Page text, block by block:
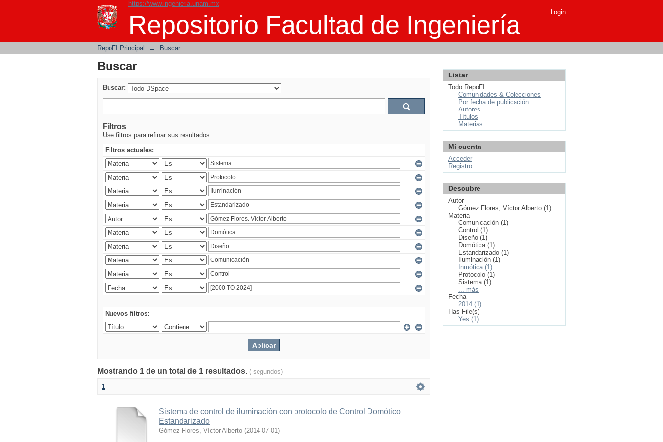
https://www.ingenieria.unam.mx
Repositorio Facultad de Ingeniería
Buscar Login
RepoFI Principal → Buscar
Buscar
Buscar:
Filtros
Use filtros para refinar sus resultados.
Filtros actuales:
Nuevos filtros:
Mostrando 1 de un total de 1 resultados. ( segundos)
1
Sistema de control de iluminación con protocolo de Control Domótico
Estandarizado
Gómez Flores, Víctor Alberto (2014-07-01)
Listar
Todo RepoFI
Comunidades & Colecciones
Por fecha de publicación
Autores
Títulos
Materias
Mi cuenta
Acceder
Registro
Descubre
Autor
Gómez Flores, Víctor Alberto (1)
Materia
Comunicación (1)
Control (1)
Diseño (1)
Domótica (1)
Estandarizado (1)
Iluminación (1)
Inmótica (1)
Protocolo (1)
Sistema (1)
... más
Fecha
2014 (1)
Has File(s)
Yes (1)